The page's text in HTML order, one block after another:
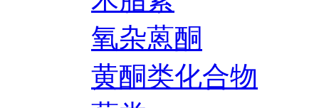
氧杂蒽酮
黄酮类化合物